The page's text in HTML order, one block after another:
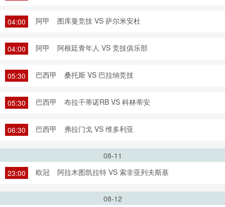
04:00 阿甲 图库曼竞技 VS 萨尔米安杜
04:00 阿甲 阿根廷青年人 VS 竞技俱乐部
05:30 巴西甲 桑托斯 VS 巴拉纳竞技
05:30 巴西甲 布拉干蒂诺RB VS 科林蒂安
06:30 巴西甲 弗拉门戈 VS 维多利亚
08-11
23:00
欧冠 阿拉木图凯拉特 VS 索非亚列夫斯基
08-12